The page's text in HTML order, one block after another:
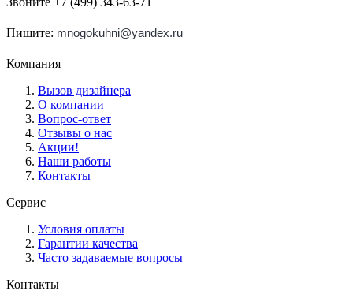
Пишите: mnogokuhni@yandex.ru
Компания
Вызов дизайнера
О компании
Вопрос-ответ
Отзывы о нас
Акции!
Наши работы
Контакты
Сервис
Условия оплаты
Гарантии качества
Часто задаваемые вопросы
Контакты